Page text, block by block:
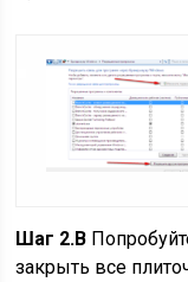
Шаг 2.В
закрыть все